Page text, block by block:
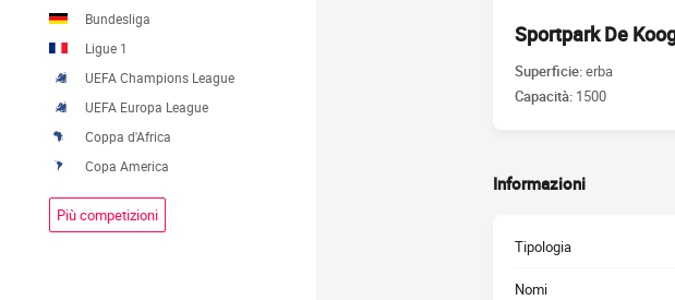
Bundesliga
Ligue 1
UEFA Champions League
UEFA Europa League
Coppa d'Africa
Copa America
Più competizioni
Sportpark De
Superficie:erba
Capacità: 1500
Informazioni
Tipologia
Nomi